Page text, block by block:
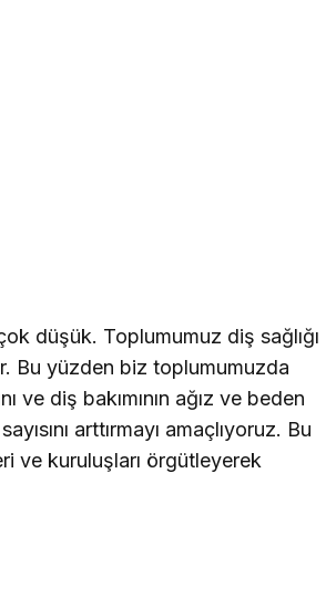
düşük. Toplumumuz diş sağlığı
Bu yüzden biz toplumumuzda
ve diş bakımının ağız ve beden
arttırmayı amaçlıyoruz. Bu
ve kuruluşları örgütleyerek